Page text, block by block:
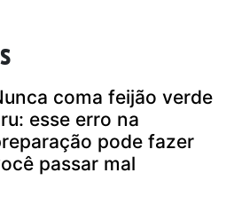
coma feijão verde
esse erro na
pode fazer
passar mal